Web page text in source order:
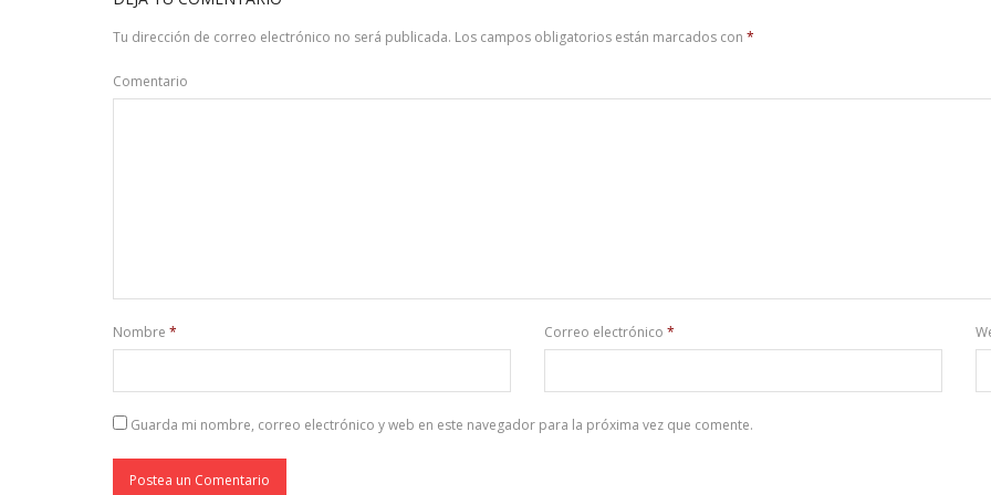
Tu dirección de correo electrónico no será publicada. Los campos obligatorios están marcados con *
Comentario
Nombre * Correo electrónico *
Guarda mi nombre, correo electrónico y web en este navegador para la próxima vez que comente.